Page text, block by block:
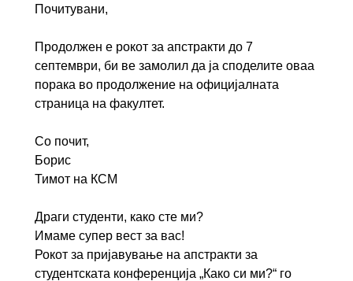
Почитувани,
Продолжен е рокот за апстракти до 7
септември, би ве замолил да ја споделите оваа
порака во продолжение на официјалната
страница на факултет.
Со почит,
Борис
Тимот на КСМ
Драги студенти, како сте ми?
Имаме супер вест за вас!
Рокот за пријавување на апстракти за
студентската конференција „Како си ми?“ го